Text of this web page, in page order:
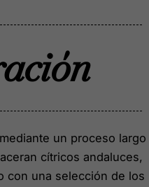
un proceso largo
cítricos andaluces,
con una selección de los